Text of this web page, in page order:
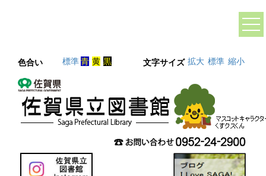
色合い 標準青 黄 黒 文字サイズ 拡大 標準 縮小